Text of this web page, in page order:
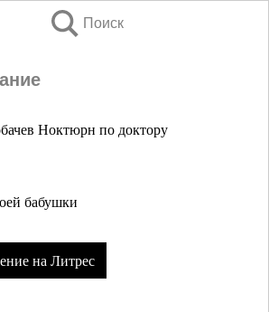
Поиск
Ноктюрн по доктору
бабушки
на Литрес